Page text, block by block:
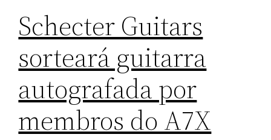
Schecter Guitars
sorteará guitarra
autografada por
membros do A7X